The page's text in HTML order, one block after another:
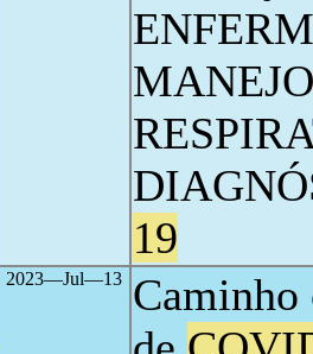
19
2023―Jul―13
Caminho